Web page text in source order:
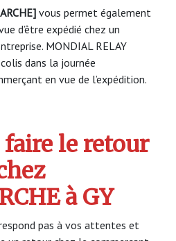
vous permet également
d’être expédié chez un
MONDIAL RELAY
dans la journée
en vue de l’expédition.
le retour
à GY
pas à vos attentes et